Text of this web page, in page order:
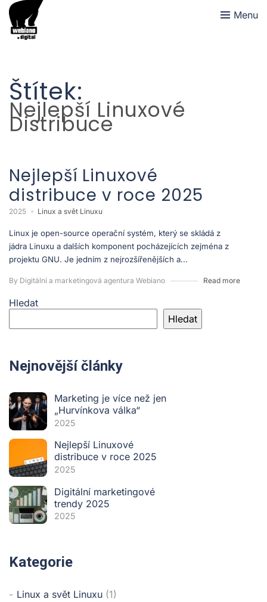
Menu
Štítek:
Nejlepší Linuxové
Distribuce
Nejlepší Linuxové
distribuce v roce 2025
2025 Linux a svět Linuxu
Linux je open-source operační systém, který se skládá z
jádra Linuxu a dalších komponent pocházejících zejména z
projektu GNU. Je jedním z nejrozšířenějších a...
By Digitální a marketingová agentura Webiano Read more
Hledat
Hledat
Nejnovější články
Marketing je více než jen
„Hurvínkova válka“
2025
Nejlepší Linuxové
distribuce v roce 2025
2025
Digitální marketingové
trendy 2025
2025
Kategorie
Linux a svět Linuxu (1)